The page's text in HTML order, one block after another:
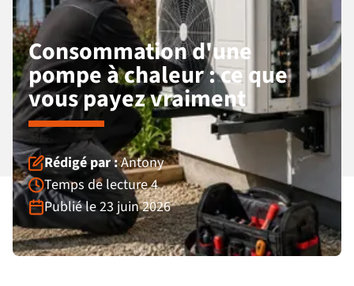
Consommation d'une
pompe à chaleur : ce que
vous payez vraiment
Rédigé par :Antony
Temps de lecture 4
Publié le 23 juin 2026